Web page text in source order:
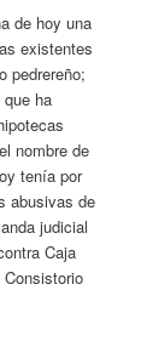
de hoy una
existentes
pedrereño;
ha
nombre de
tenía por
abusivas de
judicial
Caja